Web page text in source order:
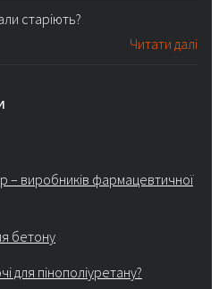
старіють?
Читати далі
– виробників фармацевтичної
бетону
для пінополіуретану?